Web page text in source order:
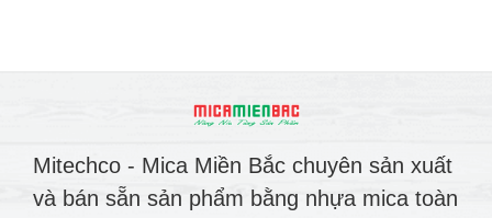
Mitechco - Mica Miền Bắc chuyên sản xuất
và bán sẵn sản phẩm bằng nhựa mica toàn